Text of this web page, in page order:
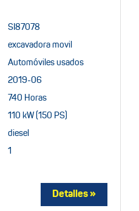
SI87078
excavadora movil
Automóviles usados
2019-06
740 Horas
110 kW (150 PS)
diesel
1